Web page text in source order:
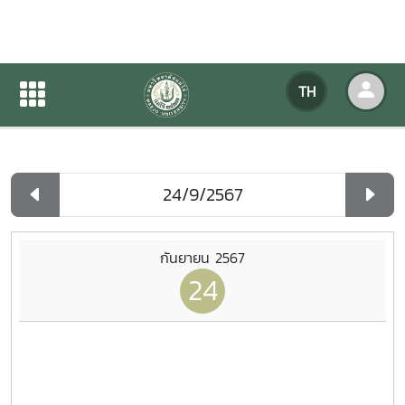
TH
ปฏิทินกิจกรรมของหน่วยงาน
ปฏิทินกิจกรรมของหน่วยงาน
กันยายน 2567
24